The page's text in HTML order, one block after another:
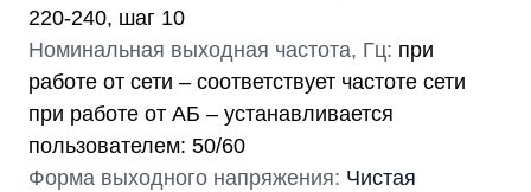
220-240, шаг 10
Номинальная выходная частота, Гц: при
работе от сети – соответствует частоте сети
при работе от АБ – устанавливается
пользователем: 50/60
Форма выходного напряжения: Чистая